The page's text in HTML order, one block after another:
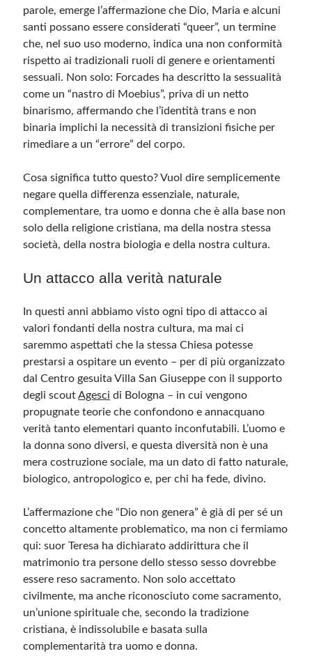
parole, emerge l’affermazione che Dio, Maria e alcuni
santi possano essere considerati “queer”, un termine
che, nel suo uso moderno, indica una non conformità
rispetto ai tradizionali ruoli di genere e orientamenti
sessuali. Non solo: Forcades ha descritto la sessualità
come un “nastro di Moebius”, priva di un netto
binarismo, affermando che l’identità trans e non
binaria implichi la necessità di transizioni fisiche per
rimediare a un “errore” del corpo.
Cosa significa tutto questo? Vuol dire semplicemente
negare quella differenza essenziale, naturale,
complementare, tra uomo e donna che è alla base non
solo della religione cristiana, ma della nostra stessa
società, della nostra biologia e della nostra cultura.
Un attacco alla verità naturale
In questi anni abbiamo visto ogni tipo di attacco ai
valori fondanti della nostra cultura, ma mai ci
saremmo aspettati che la stessa Chiesa potesse
prestarsi a ospitare un evento – per di più organizzato
dal Centro gesuita Villa San Giuseppe con il supporto
degli scoutAgesci di Bologna – in cui vengono
propugnate teorie che confondono e annacquano
verità tanto elementari quanto inconfutabili. L’uomo e
la donna sono diversi, e questa diversità non è una
mera costruzione sociale, ma un dato di fatto naturale,
biologico, antropologico e, per chi ha fede, divino.
L’affermazione che “Dio non genera” è già di per sé un
concetto altamente problematico, ma non ci fermiamo
qui: suor Teresa ha dichiarato addirittura che il
matrimonio tra persone dello stesso sesso dovrebbe
essere reso sacramento. Non solo accettato
civilmente, ma anche riconosciuto come sacramento,
un’unione spirituale che, secondo la tradizione
cristiana, è indissolubile e basata sulla
complementarità tra uomo e donna.